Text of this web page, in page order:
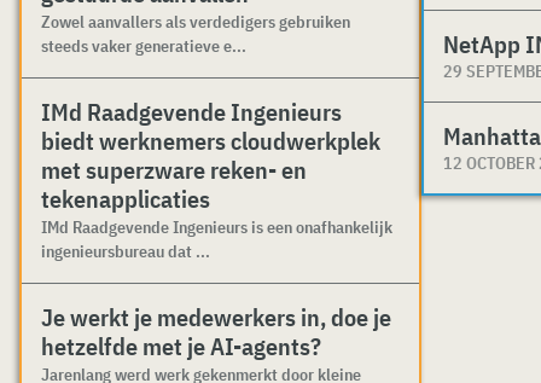
Zowel aanvallers als verdedigers gebruiken
steeds vaker generatieve e...
IMd Raadgevende Ingenieurs
biedt werknemers cloudwerkplek
met superzware reken- en
tekenapplicaties
IMd Raadgevende Ingenieurs is een onafhankelijk
ingenieursbureau dat ...
Je werkt je medewerkers in, doe je
hetzelfde met je AI-agents?
Jarenlang werd werk gekenmerkt door kleine
NetApp
29
12